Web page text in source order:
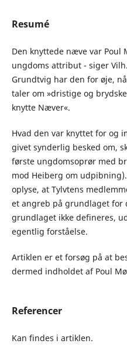
Resumé
Den knyttede næve var Poul
ungdoms attribut - siger
Grundtvig har den for øje,
taler om »dristige og
knytte Næver«.
Hvad den var knyttet for og
givet synderlig besked om,
første ungdomsoprør med
mod Heiberg om
oplyse, at Tylvtens
et angreb på grundlaget for
grundlaget ikke defineres,
egentlig forståelse.
Artiklen er et forsøg på at
dermed indholdet af Poul
Referencer
Kan findes i artiklen.